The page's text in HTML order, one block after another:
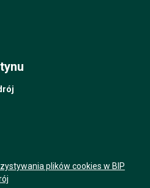
plików cookies w BIP